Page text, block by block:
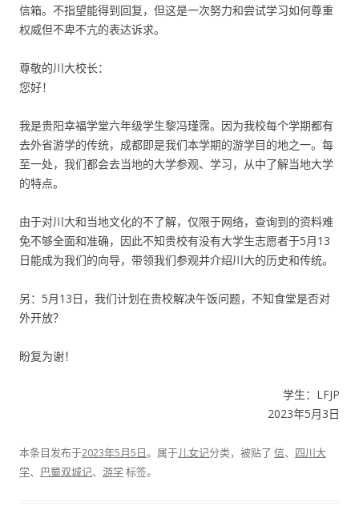
信箱。不指望能得到回复，但这是一次努力和尝试学习如何尊重
权威但不卑不亢的表达诉求。
尊敬的川大校长：
您好！
我是贵阳幸福学堂六年级学生黎冯瑾霈。因为我校每个学期都有
去外省游学的传统，成都即是我们本学期的游学目的地之一。每
至一处，我们都会去当地的大学参观、学习，从中了解当地大学
的特点。
由于对川大和当地文化的不了解，仅限于网络，查询到的资料难
免不够全面和准确，因此不知贵校有没有大学生志愿者于5月13
日能成为我们的向导，带领我们参观并介绍川大的历史和传统。
另：5月13日，我们计划在贵校解决午饭问题，不知食堂是否对
外开放？
盼复为谢！
学生：LFJP
2023年5月3日
本条目发布于2023年5月5日。属于儿女记分类，被贴了 信、 四川大
学、 巴蜀双城记、 游学标签。